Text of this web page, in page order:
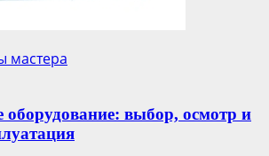
мастера
оборудование: выбор, осмотр и